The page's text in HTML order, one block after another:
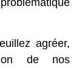
agréer,
de nos